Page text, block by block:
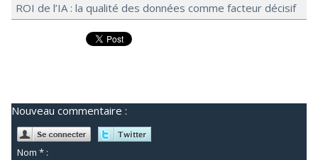
ROI de l’IA : la qualité des données comme facteur décisif
Nouveau commentaire :
Nom * :